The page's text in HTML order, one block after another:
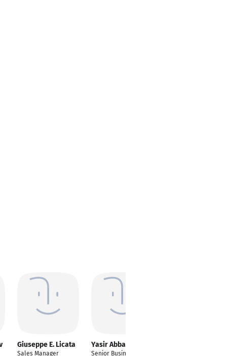
Giuseppe E. Licata
Sales Manager
Yasir Abbasi
Senior Business